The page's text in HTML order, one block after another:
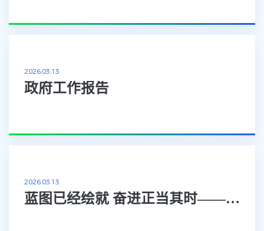
2026.03.13
政府工作报告
2026.03.13
蓝图已经绘就 奋进正当其时——习近平总书记同出席2026年全国两会人大代表、...